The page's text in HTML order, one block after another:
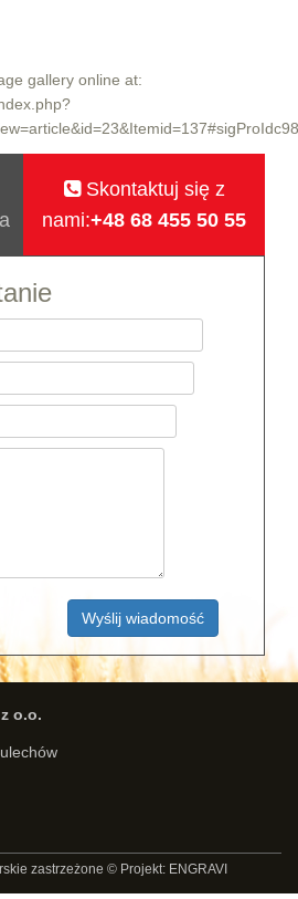
gallery online at:
Skontaktuj się z
nami:+48 68 455 50 55
Wyślij wiadomość
o.o.
zastrzeżone © Projekt: ENGRAVI